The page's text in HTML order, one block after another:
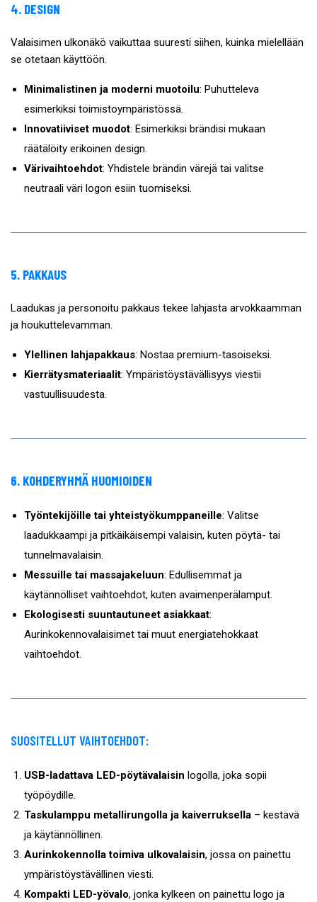
4. DESIGN
Valaisimen ulkonäkö vaikuttaa suuresti siihen, kuinka mielellään
se otetaan käyttöön.
Minimalistinen ja moderni muotoilu: Puhutteleva
esimerkiksi toimistoympäristössä.
Innovatiiviset muodot: Esimerkiksi brändisi mukaan
räätälöity erikoinen design.
Värivaihtoehdot: Yhdistele brändin värejä tai valitse
neutraali väri logon esiin tuomiseksi.
5. PAKKAUS
Laadukas ja personoitu pakkaus tekee lahjasta arvokkaamman
ja houkuttelevamman.
Ylellinen lahjapakkaus: Nostaa premium-tasoiseksi.
Kierrätysmateriaalit: Ympäristöystävällisyys viestii
vastuullisuudesta.
6. KOHDERYHMÄ HUOMIOIDEN
Työntekijöille tai yhteistyökumppaneille: Valitse
laadukkaampi ja pitkäikäisempi valaisin, kuten pöytä- tai
tunnelmavalaisin.
Messuille tai massajakeluun: Edullisemmat ja
käytännölliset vaihtoehdot, kuten avaimenperälamput.
Ekologisesti suuntautuneet asiakkaat:
Aurinkokennovalaisimet tai muut energiatehokkaat
vaihtoehdot.
SUOSITELLUT VAIHTOEHDOT:
USB-ladattava LED-pöytävalaisin logolla, joka sopii
työpöydille.
Taskulamppu metallirungolla ja kaiverruksella – kestävä
ja käytännöllinen.
Aurinkokennolla toimiva ulkovalaisin, jossa on painettu
ympäristöystävällinen viesti.
Kompakti LED-yövalo, jonka kylkeen on painettu logo ja